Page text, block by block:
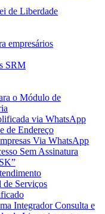
de Liberdade
empresários
SRM
o Módulo de
via WhatsApp
de Endereço
Via WhatsApp
Sem Assinatura
Serviços
Integrador Consulta e